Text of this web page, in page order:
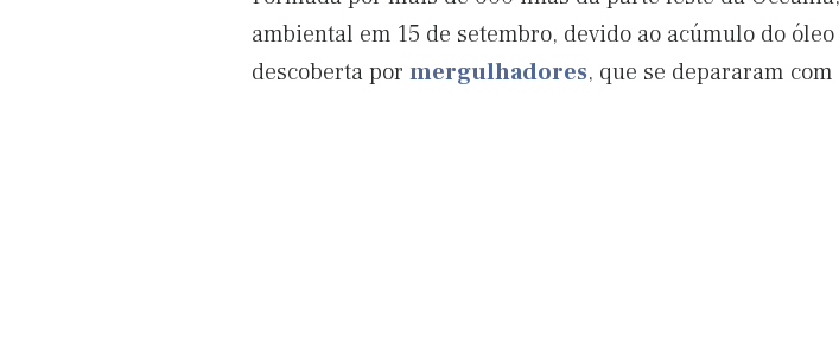
ambiental em 15 de setembro, devido ao acúmulo do
descoberta por mergulhadores, que se depararam